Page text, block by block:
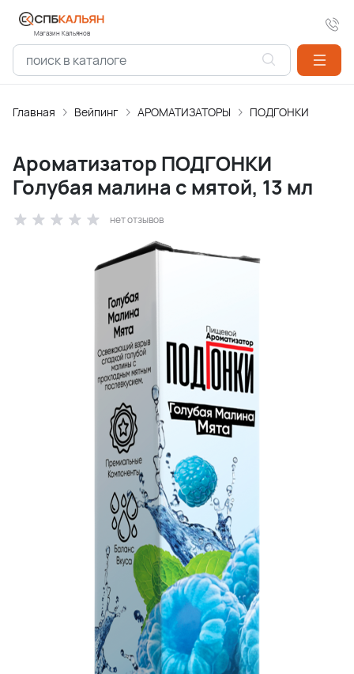
Магазин Кальянов
Главная Вейпинг АРОМАТИЗАТОPЫ ПОДГОНКИ
Ароматизатор ПОДГОНКИ
Голубая малина с мятой, 13 мл
нет отзывов